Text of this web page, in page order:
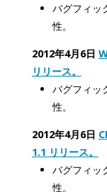
バグフィッ
性。
2012年4月6日
リリース。
バグフィッ
性。
2012年4月6日
1.1 リリース。
バグフィッ
性。